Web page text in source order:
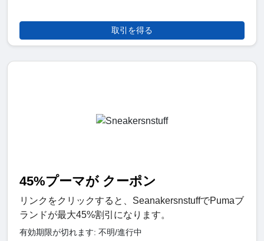
取引を得る
45%プーマが クーポン
リンクをクリックすると、SeanakersnstuffでPumaブ
ランドが最大45%割引になります。
有効期限が切れます: 不明/進行中